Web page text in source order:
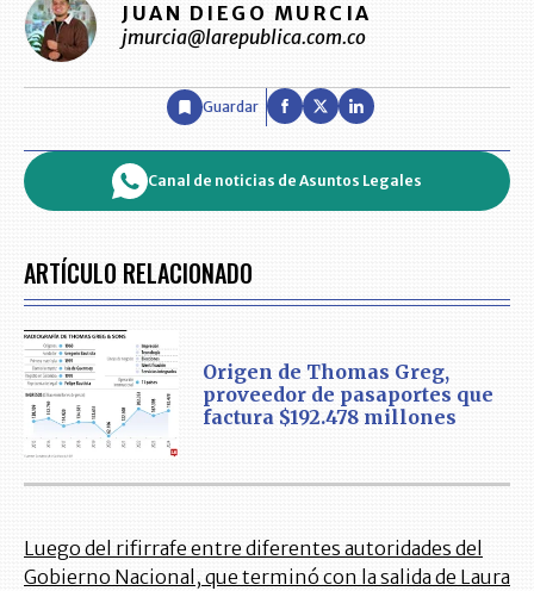
JUAN DIEGO MURCIA
jmurcia@larepublica.com.co
Guardar
Canal de noticias de Asuntos Legales
ARTÍCULO RELACIONADO
Origen de Thomas Greg,
proveedor de pasaportes que
factura $192.478 millones
Luego del rifirrafe entre diferentes autoridades del
Gobierno Nacional, que terminó con la salida de Laura